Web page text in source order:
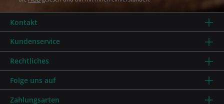
Kundenservice
Rechtliches
Kontakt
Zahlungsarten
Folge uns auf